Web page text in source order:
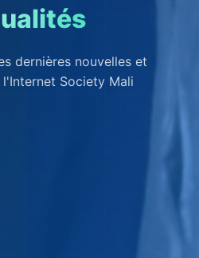
dernières nouvelles et
Society Mali